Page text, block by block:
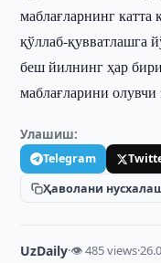
маблағларнинг
қўллаб-қувватлашга
беш йилнинг ҳар
маблағларини олувчи
Улашиш:
Telegram
Ҳаволани
UzDaily·👁 485 views·